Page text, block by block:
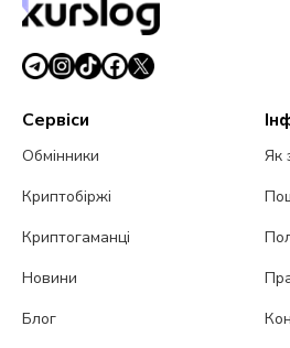
Сервіси
Обмінники
Криптобіржі
Криптогаманці
Новини
Блог
Як